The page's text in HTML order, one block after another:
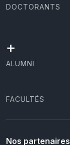
DOCTORANTS
+
ALUMNI
FACULTÉS
Nos partenaires